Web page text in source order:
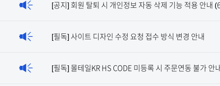
[공지] 회원 탈퇴 시 개인정보 자동 삭제 기능 적용 안내
[필독] 사이트 디자인 수정 요청 접수 방식 변경 안내
[필독] 몰테일KR HS CODE 미등록 시 주문연동 불가 안